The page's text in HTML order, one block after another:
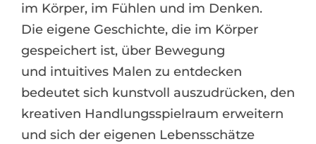
im Körper, im Fühlen und im Denken.
Die eigene Geschichte, die im Körper
gespeichert ist, über Bewegung
und intuitives Malen zu entdecken
bedeutet sich kunstvoll auszudrücken, den
kreativen Handlungsspielraum erweitern
und sich der eigenen Lebensschätze